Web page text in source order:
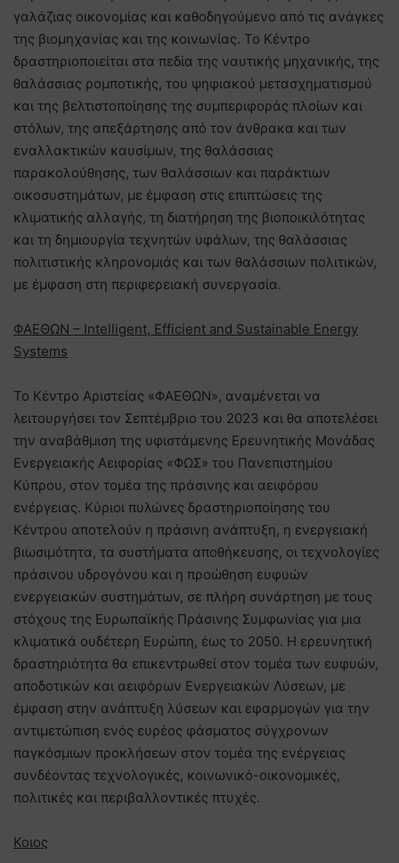
γαλάζιας οικονομίας και καθοδηγούμενο από τις ανάγκες
της βιομηχανίας και της κοινωνίας. Το Κέντρο
δραστηριοποιείται στα πεδία της ναυτικής μηχανικής, της
θαλάσσιας ρομποτικής, του ψηφιακού μετασχηματισμού
και της βελτιστοποίησης της συμπεριφοράς πλοίων και
στόλων, της απεξάρτησης από τον άνθρακα και των
εναλλακτικών καυσίμων, της θαλάσσιας
παρακολούθησης, των θαλάσσιων και παράκτιων
οικοσυστημάτων, με έμφαση στις επιπτώσεις της
κλιματικής αλλαγής, τη διατήρηση της βιοποικιλότητας
και τη δημιουργία τεχνητών υφάλων, της θαλάσσιας
πολιτιστικής κληρονομιάς και των θαλάσσιων πολιτικών,
με έμφαση στη περιφερειακή συνεργασία.
ΦΑΕΘΩΝ – Intelligent, Efficient and Sustainable Energy
Systems
Το Κέντρο Αριστείας «ΦΑΕΘΩΝ», αναμένεται να
λειτουργήσει τον Σεπτέμβριο του 2023 και θα αποτελέσει
την αναβάθμιση της υφιστάμενης Ερευνητικής Μονάδας
Ενεργειακής Αειφορίας «ΦΩΣ» του Πανεπιστημίου
Κύπρου, στον τομέα της πράσινης και αειφόρου
ενέργειας. Κύριοι πυλώνες δραστηριοποίησης του
Κέντρου αποτελούν η πράσινη ανάπτυξη, η ενεργειακή
βιωσιμότητα, τα συστήματα αποθήκευσης, οι τεχνολογίες
πράσινου υδρογόνου και η προώθηση ευφυών
ενεργειακών συστημάτων, σε πλήρη συνάρτηση με τους
στόχους της Ευρωπαϊκής Πράσινης Συμφωνίας για μια
κλιματικά ουδέτερη Ευρώπη, έως το 2050. Η ερευνητική
δραστηριότητα θα επικεντρωθεί στον τομέα των ευφυών,
αποδοτικών και αειφόρων Ενεργειακών Λύσεων, με
έμφαση στην ανάπτυξη λύσεων και εφαρμογών για την
αντιμετώπιση ενός ευρέος φάσματος σύγχρονων
παγκόσμιων προκλήσεων στον τομέα της ενέργειας
συνδέοντας τεχνολογικές, κοινωνικό-οικονομικές,
πολιτικές και περιβαλλοντικές πτυχές.
Κοιος